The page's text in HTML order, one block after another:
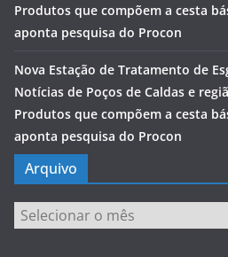
Produtos que compõem a cesta
aponta pesquisa do Procon
Nova Estação de Tratamento de
Notícias de Poços de Caldas e
Produtos que compõem a cesta
aponta pesquisa do Procon
Arquivo
Arquivo